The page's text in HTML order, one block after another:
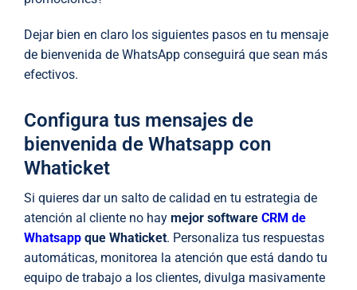
Dejar bien en claro los siguientes pasos en tu mensaje
de bienvenida de WhatsApp conseguirá que sean más
efectivos.
Configura tus mensajes de
bienvenida de Whatsapp con
Whaticket
Si quieres dar un salto de calidad en tu estrategia de
atención al cliente no hay mejor software CRM de
Whatsapp que Whaticket. Personaliza tus respuestas
automáticas, monitorea la atención que está dando tu
equipo de trabajo a los clientes, divulga masivamente